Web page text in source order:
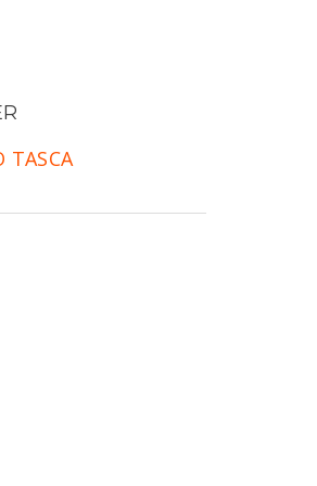
TASCA